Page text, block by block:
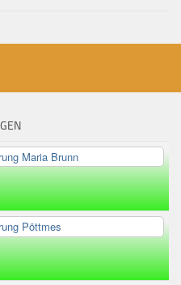
Maria Brunn
Pöttmes